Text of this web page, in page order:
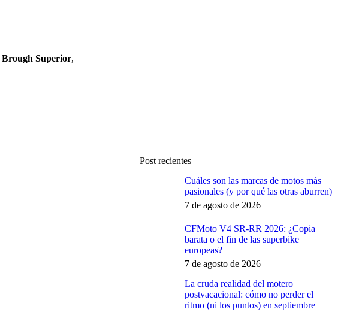
Brough Superior,
Post recientes
Cuáles son las marcas de motos más
pasionales (y por qué las otras aburren)
7 de agosto de 2026
CFMoto V4 SR-RR 2026: ¿Copia
barata o el fin de las superbike
europeas?
7 de agosto de 2026
La cruda realidad del motero
postvacacional: cómo no perder el
ritmo (ni los puntos) en septiembre